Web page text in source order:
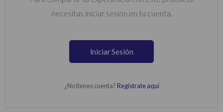
necesitas iniciar sesión en tu cuenta.
Iniciar Sesión
¿No tienes cuenta? Regístrate aquí